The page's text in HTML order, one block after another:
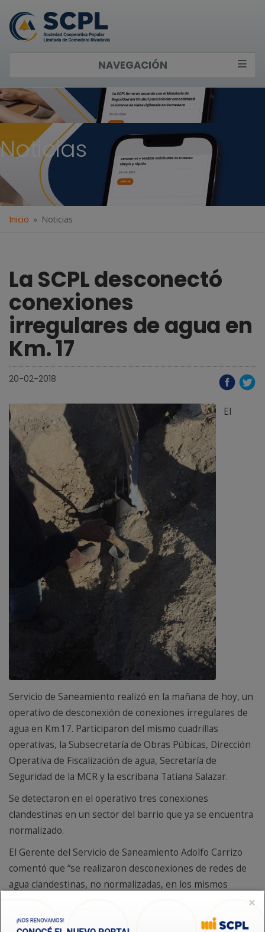
NAVEGACIÓN
Noticias
Inicio Noticias
La SCPL desconectó
conexiones
irregulares de agua en
Km. 17
20-02-2018
El
Servicio de Saneamiento realizó en la mañana de hoy, un
operativo de desconexión de conexiones irregulares de
agua en Km.17. Participaron del mismo cuadrillas
operativas, la Subsecretaría de Obras Púbicas, Dirección
Operativa de Fiscalización de agua, Secretaría de
Seguridad de la MCR y la escribana Tatiana Salazar.
Se detectaron en el operativo tres conexiones
clandestinas en un sector del barrio que ya se encuentra
normalizado.
El Gerente del Servicio de Saneamiento Adolfo Carrizo
comentó que “se realizaron desconexiones de redes de
agua clandestinas, no normalizadas, en los mismos
en reiteradas oportunidades. Estamos trabajando
×